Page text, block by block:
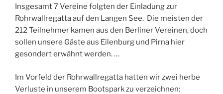
Insgesamt 7 Vereine folgten der Einladung zur
Rohrwallregatta auf den Langen See. Die meisten der
212 Teilnehmer kamen aus den Berliner Vereinen, doch
sollen unsere Gäste aus Eilenburg und Pirna hier
gesondert erwähnt werden. …
Im Vorfeld der Rohrwallregatta hatten wir zwei herbe
Verluste in unserem Bootspark zu verzeichnen: